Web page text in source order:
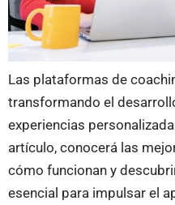
Las plataformas de
transformando el
experiencias
artículo, conocerá las
cómo funcionan y
esencial para impulsar el